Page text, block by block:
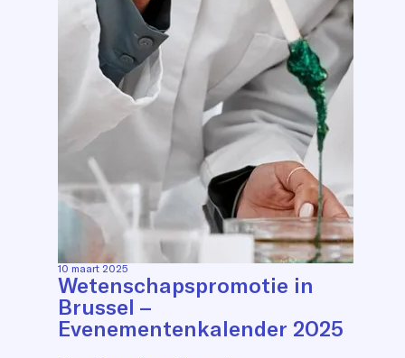
10 maart 2025
Wetenschapspromotie in
Brussel –
Evenementenkalender 2025